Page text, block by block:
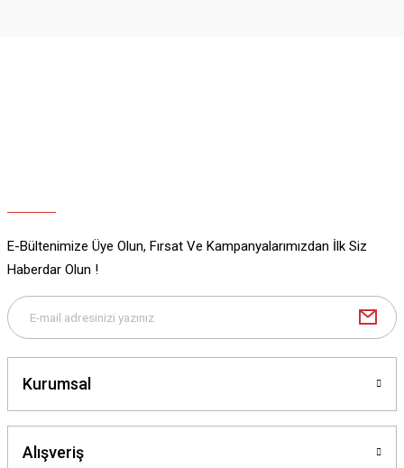
E-Bültenimize Üye Olun, Fırsat Ve Kampanyalarımızdan İlk Siz
Haberdar Olun !
Kurumsal
Alışveriş